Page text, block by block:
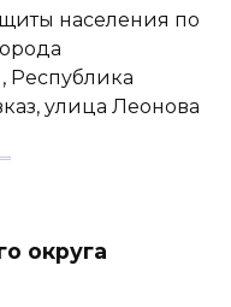
населения по
Республика
улица Леонова
округа